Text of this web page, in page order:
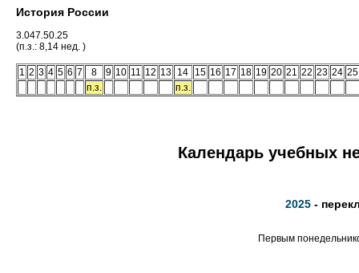
История России
3.047.50.25
(п.з.: 8,14 нед. )
1 2 3 4 5 6 7 8 9 10 11 12 13 14 15 16 17 18 19 20 21 22 23 24 25
п.з.
п.з.
Календарь учебных
2025 -
Первым